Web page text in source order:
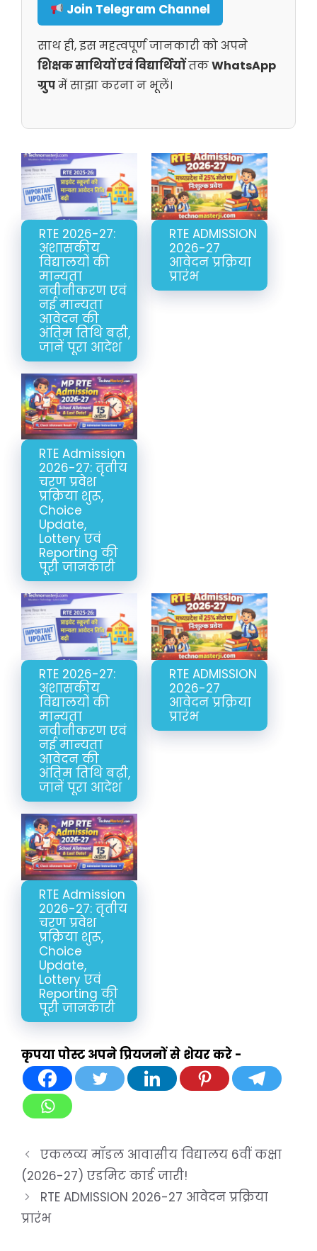
Join Telegram Channel
साथ ही, इस महत्वपूर्ण जानकारी को अपने
शिक्षक साथियों एवं विद्यार्थियोंतकWhatsApp
ग्रुपमें साझा करना न भूलें।
RTE 2026-27:
अशासकीय
विद्यालयों की
मान्यता
नवीनीकरण एवं
नई मान्यता
आवेदन की
अंतिम तिथि बढ़ी,
जानें पूरा आदेश
RTE ADMISSION
2026-27
आवेदन प्रक्रिया
प्रारंभ
RTE Admission
2026-27: तृतीय
चरण प्रवेश
प्रक्रिया शुरू,
Choice
Update,
Lottery एवं
Reporting की
पूरी जानकारी
RTE 2026-27:
अशासकीय
विद्यालयों की
मान्यता
नवीनीकरण एवं
नई मान्यता
आवेदन की
अंतिम तिथि बढ़ी,
जानें पूरा आदेश
RTE ADMISSION
2026-27
आवेदन प्रक्रिया
प्रारंभ
RTE Admission
2026-27: तृतीय
चरण प्रवेश
प्रक्रिया शुरू,
Choice
Update,
Lottery एवं
Reporting की
पूरी जानकारी
कृपया पोस्ट अपने प्रियजनों से शेयर करे -
एकलव्य मॉडल आवासीय विद्यालय 6वीं कक्षा
(2026-27) एडमिट कार्ड जारी!
RTE ADMISSION 2026-27 आवेदन प्रक्रिया
प्रारंभ